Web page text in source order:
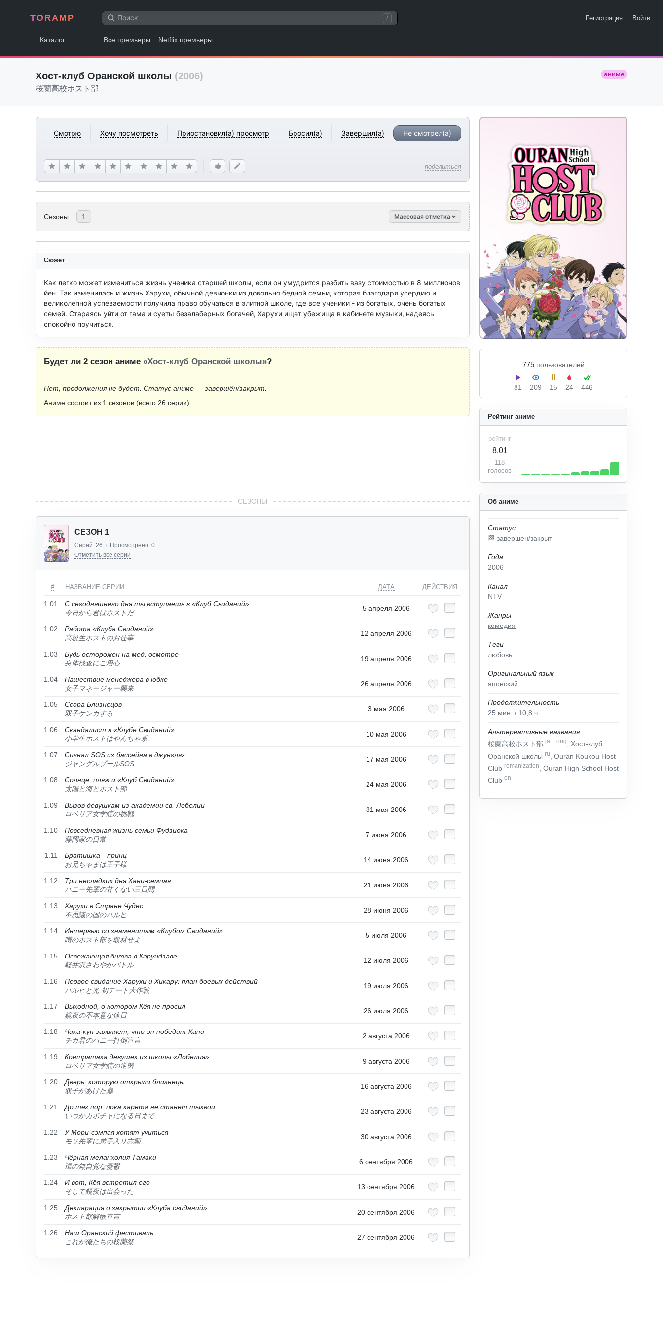
TORAMP / Регистрация Войти
Каталог Все премьеры Netflix премьеры
Хост-клуб Оранской школы (2006) аниме
桜蘭高校ホスト部
Смотрю Хочу посмотреть Приостановил(а) просмотр Бросил(а) Завершил(а) Не смотрел(а)
поделиться
775 пользователей
81 209 15 24 446
Сезоны: 1 Массовая отметка
Об аниме
Статус
🏁 завершен/закрыт
Года
2006
Канал
NTV
Жанры
комедия
Теги
любовь
Оригинальный язык
японский
Продолжительность
25 мин. / 10,8 ч.
Альтернативные названия
桜蘭高校ホスト部ja + orig
, Хост-клуб
Оранской школы ru
, Ouran Koukou Host
Club romanization
, Ouran High School Host
Club en
Рейтинг аниме
рейтинг
8,01
118
голосов
Сюжет
Как легко может измениться жизнь ученика старшей школы, если он умудрится разбить вазу стоимостью в 8 миллионов
йен. Так изменилась и жизнь Харухи, обычной девчонки из довольно бедной семьи, которая благодаря усердию и
великолепной успеваемости получила право обучаться в элитной школе, где все ученики - из богатых, очень богатых
семей. Стараясь уйти от гама и суеты безалаберных богачей, Харухи ищет убежища в кабинете музыки, надеясь
спокойно поучиться.
Будет ли 2 сезон аниме «Хост-клуб Оранской школы»?
Нет, продолжения не будет. Статус аниме — завершён/закрыт.
Аниме состоит из 1 сезонов (всего 26 серии).
СЕЗОНЫ
СЕЗОН 1
Серий: 26 / Просмотрено: 0
Отметить все серии
# НАЗВАНИЕ СЕРИИ ДАТА ДЕЙСТВИЯ
1.01
С сегодняшнего дня ты вступаешь в «Клуб Свиданий»
今日から君はホストだ
5 апреля 2006
1.02
Работа «Клуба Свиданий»
高校生ホストのお仕事
12 апреля 2006
1.03
Будь осторожен на мед. осмотре
身体検査にご用心
19 апреля 2006
1.04
Нашествие менеджера в юбке
女子マネージャー襲来
26 апреля 2006
1.05
Ссора Близнецов
双子ケンカする
3 мая 2006
1.06
Скандалист в «Клубе Свиданий»
小学生ホストはやんちゃ系
10 мая 2006
1.07
Сигнал SOS из бассейна в джунглях
ジャングルプールSOS
17 мая 2006
1.08
Солнце, пляж и «Клуб Свиданий»
太陽と海とホスト部
24 мая 2006
1.09
Вызов девушкам из академии св. Лобелии
ロベリア女学院の挑戦
31 мая 2006
1.10
Повседневная жизнь семьи Фудзиока
藤岡家の日常
7 июня 2006
1.11
Братишка—принц
お兄ちゃまは王子様
14 июня 2006
1.12
Три несладких дня Хани-семпая
ハニー先輩の甘くない三日間
21 июня 2006
1.13
Харухи в Стране Чудес
不思議の国のハルヒ
28 июня 2006
1.14
Интервью со знаменитым «Клубом Свиданий»
噂のホスト部を取材せよ
5 июля 2006
1.15
Освежающая битва в Каруидзаве
軽井沢さわやかバトル
12 июля 2006
1.16
Первое свидание Харухи и Хикару: план боевых действий
ハルヒと光 初デート大作戦
19 июля 2006
1.17
Выходной, о котором Кёя не просил
鏡夜の不本意な休日
26 июля 2006
1.18
Чика-кун заявляет, что он победит Хани
チカ君のハニー打倒宣言
2 августа 2006
1.19
Контратака девушек из школы «Лобелия»
ロベリア女学院の逆襲
9 августа 2006
1.20
Дверь, которую открыли близнецы
双子があけた扉
16 августа 2006
1.21
До тех пор, пока карета не станет тыквой
いつかカボチャになる日まで
23 августа 2006
1.22
У Мори-сэмпая хотят учиться
モリ先輩に弟子入り志願
30 августа 2006
1.23
Чёрная меланхолия Тамаки
環の無自覚な憂鬱
6 сентября 2006
1.24
И вот, Кёя встретил его
そして鏡夜は出会った
13 сентября 2006
1.25
Декларация о закрытии «Клуба свиданий»
ホスト部解散宣言
20 сентября 2006
1.26
Наш Оранский фестиваль
これが俺たちの桜蘭祭
27 сентября 2006